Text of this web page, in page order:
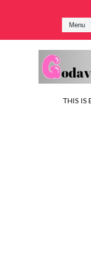
THIS IS